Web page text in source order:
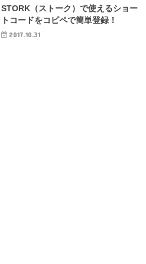
STORK（ストーク）で使えるショー
トコードをコピペで簡単登録！
2017.10.31